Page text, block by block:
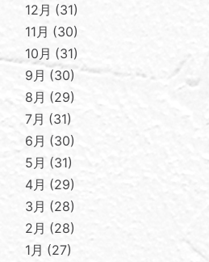
12月
31
11月
30
10月
31
9月
30
8月
29
7月
31
6月
30
5月
31
4月
29
3月
28
2月
28
1月
27